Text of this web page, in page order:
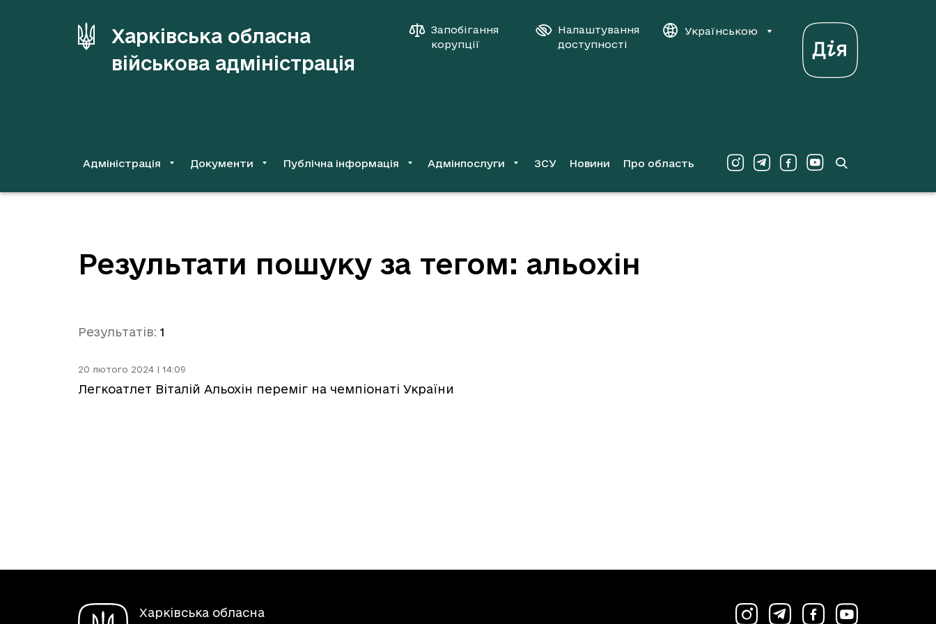
Харківська обласна
військова адміністрація
Запобігання
корупції
Налаштування
доступності
Українською
Адміністрація Документи Публічна інформація Адмінпослуги ЗСУ Новини Про область
Результати пошуку за тегом: альохін
Результатів: 1
20 лютого 2024 | 14:09
Легкоатлет Віталій Альохін переміг на чемпіонаті України
Харківська обласна